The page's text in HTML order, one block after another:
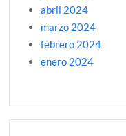
abril 2024
marzo 2024
febrero 2024
enero 2024